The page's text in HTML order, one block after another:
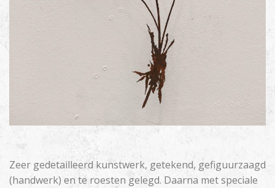
Zeer gedetailleerd kunstwerk, getekend, gefiguurzaagd
(handwerk) en te roesten gelegd. Daarna met speciale